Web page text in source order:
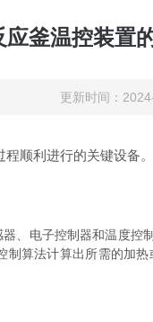
应釜温控装置
更新时间：
利进行的关键设备
、电子控制器和温度
算法计算出所需的加